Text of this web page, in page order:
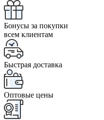
Бонусы за покупки
всем клиентам
Быстрая доставка
Оптовые цены